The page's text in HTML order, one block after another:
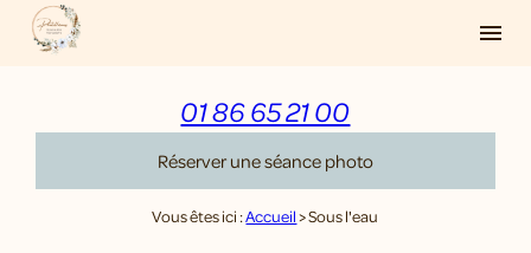
menu
01 86 65 21 00
Réserver une séance photo
Vous êtes ici :Accueil> Sous l'eau
Panneau de gestion des cookies